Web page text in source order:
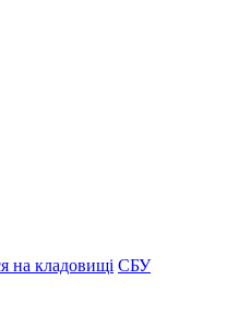
на кладовищі СБУ